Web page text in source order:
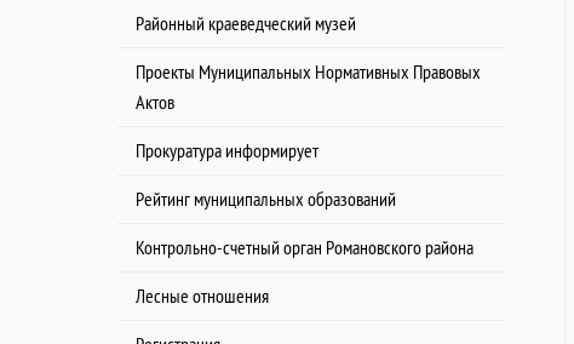
Районный краеведческий музей
Проекты Муниципальных Нормативных Правовых
Актов
Прокуратура информирует
Рейтинг муниципальных образований
Контрольно-счетный орган Романовского района
Лесные отношения